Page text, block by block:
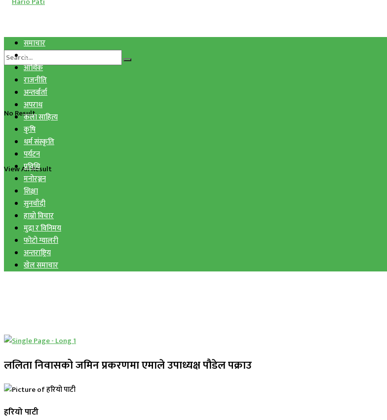
No Result
View All Result
समाचार
स्वास्थ्य
आर्थिक
राजनीति
अन्तर्वार्ता
अपराध
कला साहित्य
कृषि
धर्म संस्कृति
पर्यटन
प्रविधि
मनोरञ्जन
शिक्षा
सुनचाँदी
हाम्रो विचार
मुद्रा र विनिमय
फोटो ग्यालरी
अन्तराष्ट्रिय
खेल समाचार
ललिता निवासको जमिन प्रकरणमा एमाले उपाध्यक्ष पौडेल पक्राउ
हरियो पाटी